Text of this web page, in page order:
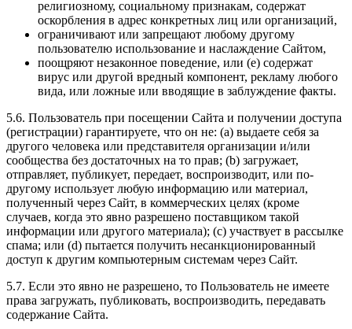
религиозному, социальному признакам, содержат
оскорбления в адрес конкретных лиц или организаций,
ограничивают или запрещают любому другому
пользователю использование и наслаждение Сайтом,
поощряют незаконное поведение, или (e) содержат
вирус или другой вредный компонент, рекламу любого
вида, или ложные или вводящие в заблуждение факты.
5.6. Пользователь при посещении Сайта и получении доступа
(регистрации) гарантируете, что он не: (a) выдаете себя за
другого человека или представителя организации и/или
сообщества без достаточных на то прав; (b) загружает,
отправляет, публикует, передает, воспроизводит, или по-
другому использует любую информацию или материал,
полученный через Сайт, в коммерческих целях (кроме
случаев, когда это явно разрешено поставщиком такой
информации или другого материала); (c) участвует в рассылке
спама; или (d) пытается получить несанкционированный
доступ к другим компьютерным системам через Сайт.
5.7. Если это явно не разрешено, то Пользователь не имеете
права загружать, публиковать, воспроизводить, передавать
содержание Сайта.